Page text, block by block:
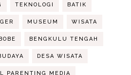
TEKNOLOGI BATIK
MUSEUM WISATA
BOBE BENGKULU TENGAH
DESA WISATA
PARENTING MEDIA